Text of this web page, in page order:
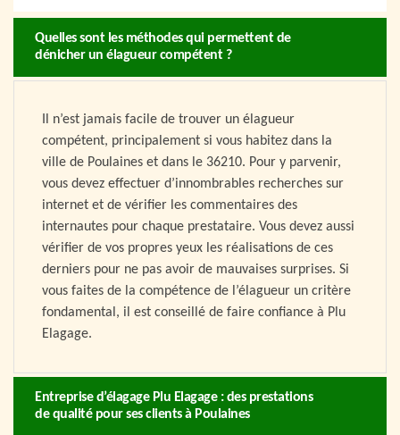
Quelles sont les méthodes qui permettent de
dénicher un élagueur compétent ?
Il n’est jamais facile de trouver un élagueur
compétent, principalement si vous habitez dans la
ville de Poulaines et dans le 36210. Pour y parvenir,
vous devez effectuer d’innombrables recherches sur
internet et de vérifier les commentaires des
internautes pour chaque prestataire. Vous devez aussi
vérifier de vos propres yeux les réalisations de ces
derniers pour ne pas avoir de mauvaises surprises. Si
vous faites de la compétence de l’élagueur un critère
fondamental, il est conseillé de faire confiance à Plu
Elagage.
Entreprise d’élagage Plu Elagage : des prestations
de qualité pour ses clients à Poulaines